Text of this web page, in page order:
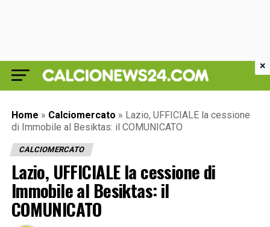
Home » Calciomercato » Lazio, UFFICIALE la cessione
di Immobile al Besiktas: il COMUNICATO
CALCIOMERCATO
Lazio, UFFICIALE la cessione di
Immobile al Besiktas: il
COMUNICATO
×